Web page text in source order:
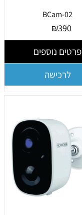
BCam-02
₪390
פרטים נוספים
לרכישה